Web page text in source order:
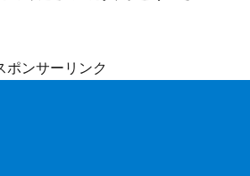
ポンサーリンク